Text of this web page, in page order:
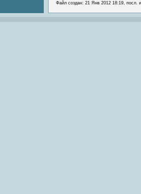
Файл создан: 21 Янв 2012 18:19, посл.